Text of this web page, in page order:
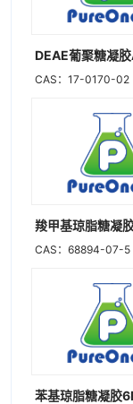
DEAE葡聚糖凝
CAS：17-0170-02
羧甲基琼脂糖凝
CAS：68894-07-5